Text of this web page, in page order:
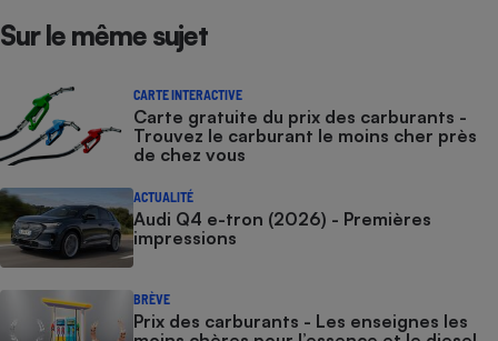
Sur le même sujet
CARTE INTERACTIVE
Carte gratuite du prix des carburants -
Trouvez le carburant le moins cher près
de chez vous
ACTUALITÉ
Audi Q4 e-tron (2026) - Premières
impressions
BRÈVE
Prix des carburants - Les enseignes les